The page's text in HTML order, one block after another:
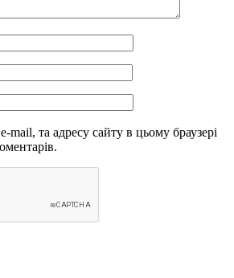
mail, та адресу сайту в цьому браузері